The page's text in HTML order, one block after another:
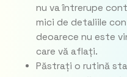
nu va întrerupe
mici de detaliile
deoarece nu este
care vă aflați.
Păstrați o rutină